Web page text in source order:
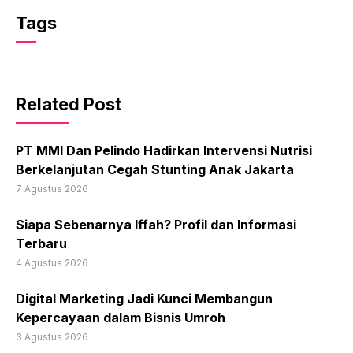
Tags
Related Post
PT MMI Dan Pelindo Hadirkan Intervensi Nutrisi
Berkelanjutan Cegah Stunting Anak Jakarta
7 Agustus 2026
Siapa Sebenarnya Iffah? Profil dan Informasi
Terbaru
4 Agustus 2026
Digital Marketing Jadi Kunci Membangun
Kepercayaan dalam Bisnis Umroh
3 Agustus 2026